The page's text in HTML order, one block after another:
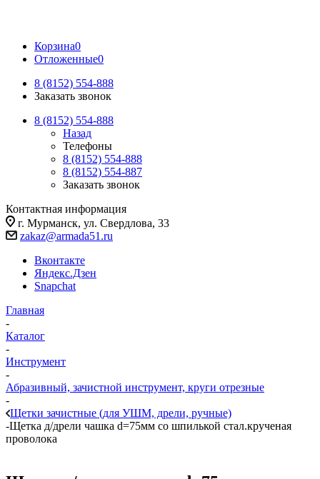
Корзина0
Отложенные0
8 (8152) 554-888
Заказать звонок
8 (8152) 554-888
Назад
Телефоны
8 (8152) 554-888
8 (8152) 554-887
Заказать звонок
Контактная информация
г. Мурманск, ул. Свердлова, 33
zakaz@armada51.ru
Вконтакте
Яндекс.Дзен
Snapchat
Главная
-
Каталог
-
Инструмент
-
Абразивный, зачистной инструмент, круги отрезные
-
Щетки зачистные (для УШМ, дрели, ручные)
-Щетка д/дрели чашка d=75мм со шпилькой стал.крученая
проволока